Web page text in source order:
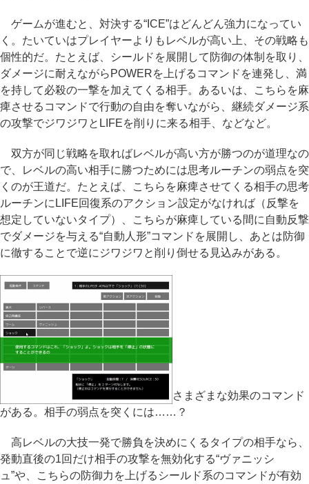
ゲームが進むと、対決する“ICE”はどんどん強力になってい
く。たいていはプレイヤーよりもレベルが高い上、その戦略も
個性的だ。たとえば、シールドを展開して防御の体制を取り、
ダメージに耐えながらPOWERを上げるコマンドを連発し、満
を持して必殺の一撃を加えてくる相手。あるいは、こちらを麻
痺させるコマンドで行動の自由を奪いながら、継続ダメージ系
の攻撃でジワジワとLIFEを削りに来る相手、などなど。
双方が同じ戦略を取ればレベルが高い方が勝つのが道理なの
で、レベルの高い相手に勝つためには思考ルーチンの弱点を突
くのが王道だ。たとえば、こちらを麻痺させてくる相手の思考
ルーチンにLIFE回復系のアクション設定がなければ（反撃を
想定していないタイプ）、こちらが麻痺している間に自動反撃
でダメージを与える“自動人形”コマンドを展開し、あとは防御
に徹することで逆にジワジワと削り倒せる見込みがある。
さまざまな効果のコマンド
がある。相手の弱点を突くには……？
高レベルの大技一発で勝負を決めにくるタイプの相手なら、
発動直後の1回だけ相手の攻撃を無効化する“ヴァニッシ
ュ”や、こちらの防御力を上げるシールド系のコマンドが有効